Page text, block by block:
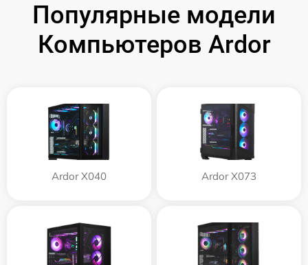
Популярные модели
Компьютеров Ardor
Ardor X040 Ardor X073